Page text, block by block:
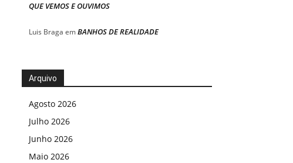
QUE VEMOS E OUVIMOS
Luis Braga emBANHOS DE REALIDADE
Arquivo
Agosto 2026
Julho 2026
Junho 2026
Maio 2026